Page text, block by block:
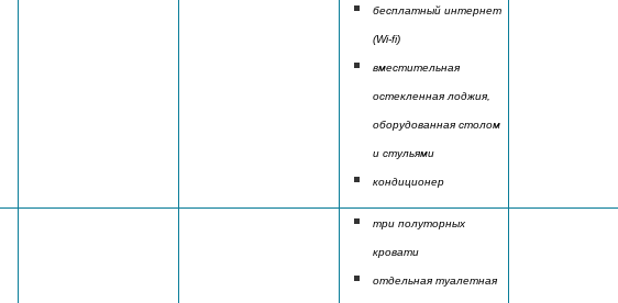
бесплатный интернет
(Wi-fi)
вместительная
остекленная лоджия,
оборудованная столом
и стульями
кондиционер
три полуторных
кровати
отдельная туалетная